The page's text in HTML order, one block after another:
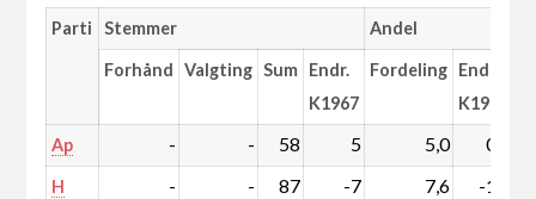
Parti Stemmer Andel
Forhånd Valgting Sum Endr.
K1967
Fordeling Endr.
K1967
Ap - - 58 5 5,0 0,1
H - - 87 -7 7,6 -1,3